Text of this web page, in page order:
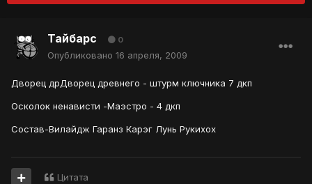
Тайбарс 0
Опубликовано 16 апреля, 2009
Дворец дрДворец древнего - штурм ключника 7 дкп
Осколок ненависти -Маэстро - 4 дкп
Состав-Вилайдж Гаранз Карэг Лунь Рукихох
Цитата